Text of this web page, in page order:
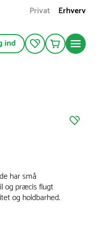
Privat Erhverv
ind
har små
og præcis flugt
og holdbarhed.